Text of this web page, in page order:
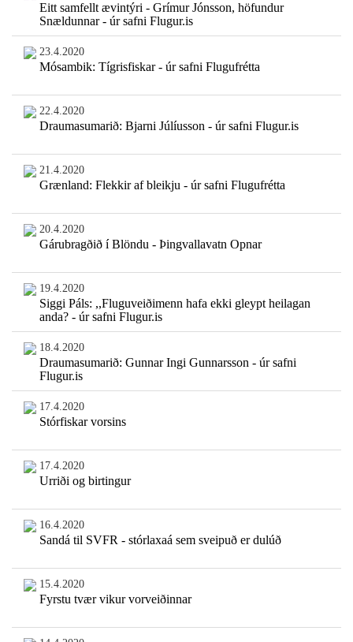
Eitt samfellt ævintýri - Grímur Jónsson, höfundur
Snældunnar - úr safni Flugur.is
23.4.2020
Mósambik: Tígrisfiskar - úr safni Flugufrétta
22.4.2020
Draumasumarið: Bjarni Júlíusson - úr safni Flugur.is
21.4.2020
Grænland: Flekkir af bleikju - úr safni Flugufrétta
20.4.2020
Gárubragðið í Blöndu - Þingvallavatn Opnar
19.4.2020
Siggi Páls: ,,Fluguveiðimenn hafa ekki gleypt heilagan
anda? - úr safni Flugur.is
18.4.2020
Draumasumarið: Gunnar Ingi Gunnarsson - úr safni
Flugur.is
17.4.2020
Stórfiskar vorsins
17.4.2020
Urriði og birtingur
16.4.2020
Sandá til SVFR - stórlaxaá sem sveipuð er dulúð
15.4.2020
Fyrstu tvær vikur vorveiðinnar